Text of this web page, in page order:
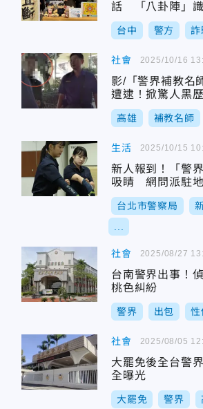
話 「八卦陣」
台中 警方 詐
社會
影/「警界補教名
遭逮！掀驚人黑
高雄 補教名師
2025/10/16
生活
新人報到！「警
吸睛 網問派駐
台北市警察局
2025/10/15
社會
台南警界出事！
桃色糾紛
警界 出包 性
2025/08/27
社會
大罷免後全台警
全曝光
大罷免 警界
2025/08/05